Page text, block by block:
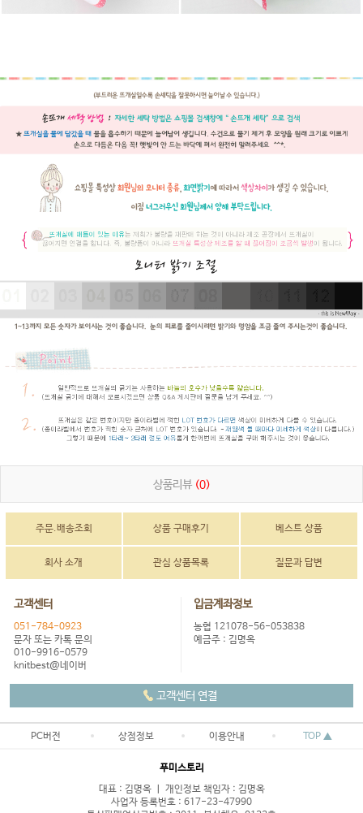
상품리뷰 (0)
주문.배송조회 상품 구매후기 베스트 상품
회사 소개 관심 상품목록 질문과 답변
고객센터
051-784-0923
문자 또는 카톡 문의
010-9916-0579
knitbest@네이버
입금계좌정보
농협 121078-56-053838
예금주 : 김명옥
고객센터 연결
PC버전 상점정보 이용안내 TOP ▲
푸미스토리
대표 : 김명옥 ㅣ 개인정보 책임자 : 김명옥
사업자 등록번호 : 617-23-47990